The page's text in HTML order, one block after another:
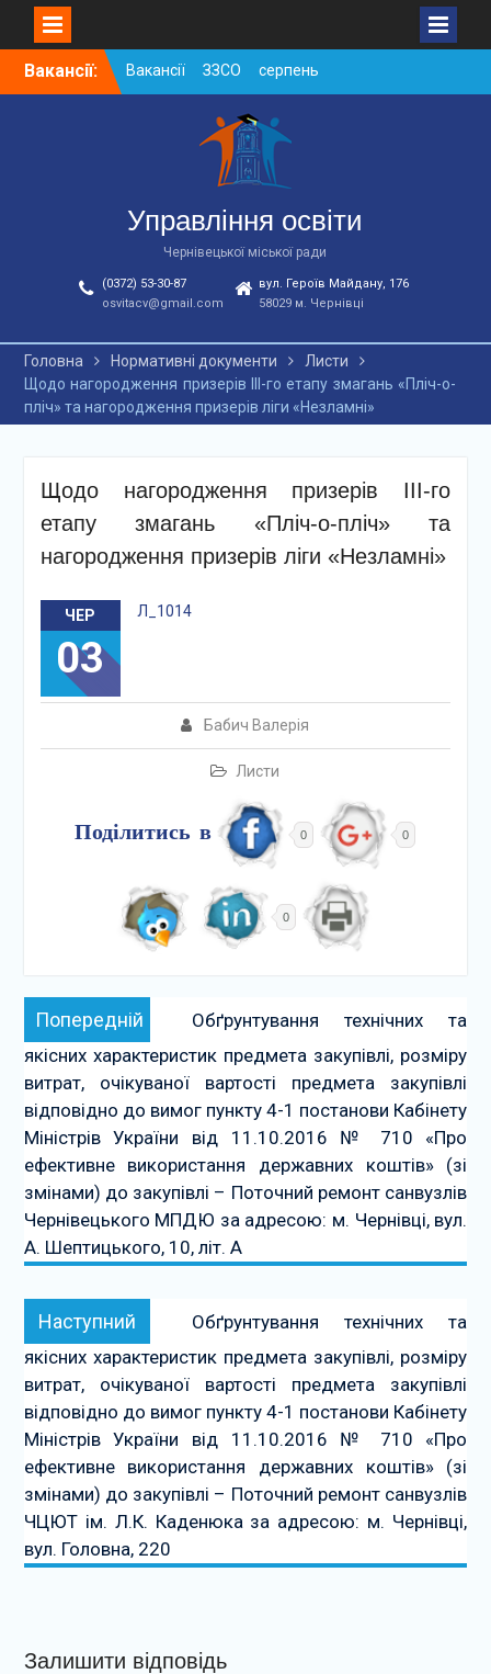
SkipВакансії:
Вакансії ЗЗСО серпень
2026
Вакансії ЗЗСО червень
Вакансії у ЗДО та
дошкільних підрозділах
ЗЗСО станом на
01.08.2026 р.
Управління освіти
Чернівецької міської ради
(0372) 53-30-87
osvitacv@gmail.com
вул. Героїв Майдану, 176
58029 м. Чернівці
Головна Нормативні документи
Листи
Щодо нагородження призерів III-го етапу змагань «Пліч-о-
пліч» та нагородження призерів ліги «Незламні»
Щодо нагородження призерів III-го
етапу змагань «Пліч-о-пліч» та
нагородження призерів ліги «Незламні»
ЧЕР
03
Бабич Валерія
Листи
Л_1014
Поділитись в 0 0
0
Навігація
записів
Попередній Попередній:
Обґрунтування технічних та
якісних характеристик предмета закупівлі, розміру
витрат, очікуваної вартості предмета закупівлі
відповідно до вимог пункту 4-1 постанови Кабінету
Міністрів України від 11.10.2016 № 710 «Про
ефективне використання державних коштів» (зі
змінами) до закупівлі – Поточний ремонт санвузлів
Чернівецького МПДЮ за адресою: м. Чернівці, вул.
А. Шептицького, 10, літ. А
Наступний Наступний:
Обґрунтування технічних та
якісних характеристик предмета закупівлі, розміру
витрат, очікуваної вартості предмета закупівлі
відповідно до вимог пункту 4-1 постанови Кабінету
Міністрів України від 11.10.2016 № 710 «Про
ефективне використання державних коштів» (зі
змінами) до закупівлі – Поточний ремонт санвузлів
ЧЦЮТ ім. Л.К. Каденюка за адресою: м. Чернівці,
вул. Головна, 220
Залишити відповідь